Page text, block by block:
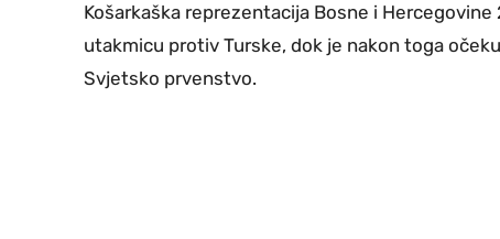
Košarkaška reprezentacija Bosne i
utakmicu protiv Turske, dok je nakon toga
Svjetsko prvenstvo.